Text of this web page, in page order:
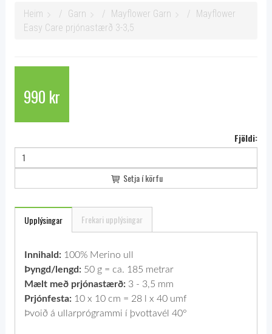
Heim Garn Mayflower Garn
Mayflower
Easy Care prjónastærð 3-3,5
990 kr
Fjöldi:
Setja í körfu
Upplýsingar Frekari upplýsingar
Innihald:100% Merino ull
Þyngd/lengd:50 g = ca. 185 metrar
Mælt með prjónastærð:3 - 3,5 mm
Prjónfesta:10 x 10 cm = 28 l x 40 umf
Þvoið á ullarprógrammi í þvottavél 40°